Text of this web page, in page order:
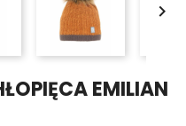

EMILIAN